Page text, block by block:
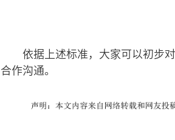
依据上述标准，大家可以初步
合作沟通。